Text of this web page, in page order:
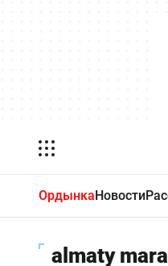
ОрдынкаНовости
almaty